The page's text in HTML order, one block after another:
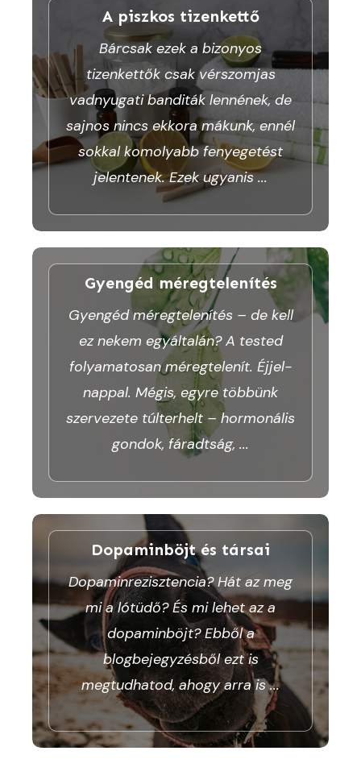
A piszkos tizenkettő
Bárcsak ezek a bizonyos
tizenkettők csak vérszomjas
vadnyugati banditák lennének, de
sajnos nincs ekkora mákunk, ennél
sokkal komolyabb fenyegetést
jelentenek. Ezek ugyanis...
Gyengéd méregtelenítés
Gyengéd méregtelenítés – de kell
ez nekem egyáltalán? A tested
folyamatosan méregtelenít. Éjjel-
nappal. Mégis, egyre többünk
szervezete túlterhelt – hormonális
gondok, fáradtság, ...
Dopaminböjt és társai
Dopaminrezisztencia? Hát az meg
mi a lótüdő? És mi lehet az a
dopaminböjt? Ebből a
blogbejegyzésből ezt is
megtudhatod, ahogy arra is...